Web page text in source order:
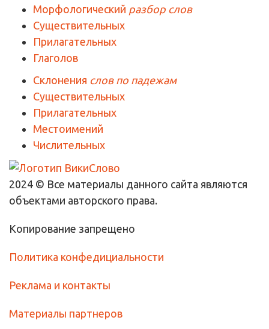
Морфологический разбор слов
Существительных
Прилагательных
Глаголов
Склонения слов по падежам
Существительных
Прилагательных
Местоимений
Числительных
2024 © Все материалы данного сайта являются
объектами авторского права.
Копирование запрещено
Политика конфедициальности
Реклама и контакты
Материалы партнеров